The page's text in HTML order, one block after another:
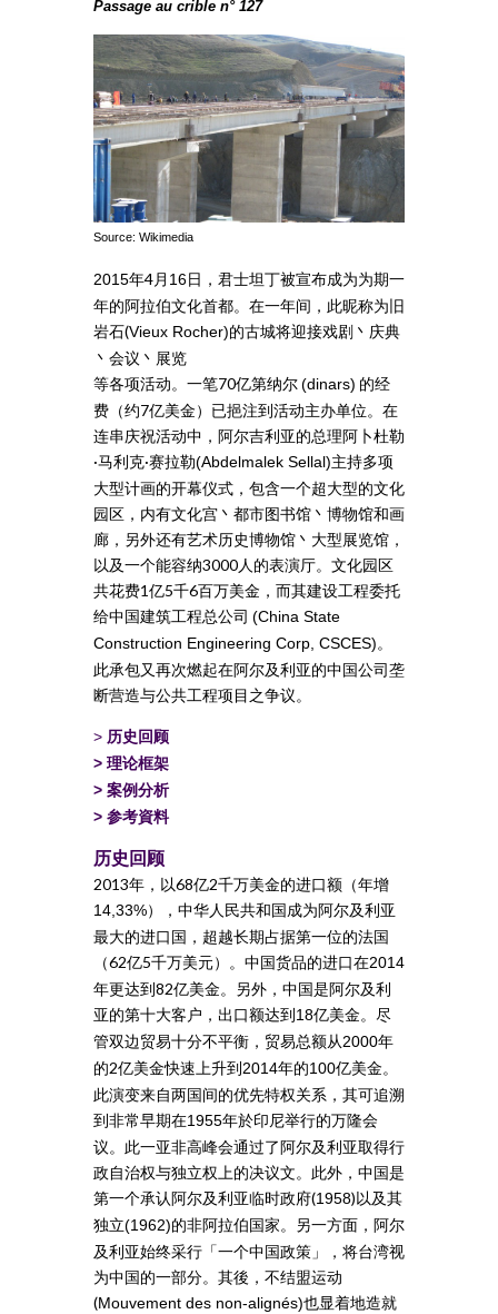
Passage au crible n° 127
Source: Wikimedia
2015年4月 16日，君士坦丁被宣布成为为期一
年的阿拉伯文化首都。在一年间，此昵称为旧
岩石(Vieux Rocher)的古城将迎接戏剧丶庆典
丶会议丶展览
等各项活动。一笔70亿第纳尔(dinars) 的经
费（约7亿美金）已挹注到活动主办单位。在
连串庆祝活动中，阿尔吉利亚的总理阿卜杜勒
·马利克·赛拉勒(Abdelmalek Sellal)主持多项
大型计画的开幕仪式，包含一个超大型的文化
园区，内有文化宫丶都市图书馆丶博物馆和画
廊，另外还有艺术历史博物馆丶大型展览馆，
以及一个能容纳3000人的表演厅。文化园区
共花费1亿5千6百万美金，而其建设工程委托
给中国建筑工程总公司 (China State
Construction Engineering Corp, CSCES)。
此承包又再次燃起在阿尔及利亚的中国公司垄
断营造与公共工程项目之争议。
> 历史回顾
> 理论框架
> 案例分析
> 参考資料
历史回顾
2013年，以68亿2千万美金的进口额（年增
14,33%），中华人民共和国成为阿尔及利亚
最大的进口国，超越长期占据第一位的法国
（62亿5千万美元）。中国货品的进口在2014
年更达到82亿美金。另外，中国是阿尔及利
亚的第十大客户，出口额达到18亿美金。尽
管双边贸易十分不平衡，贸易总额从2000年
的2亿美金快速上升到2014年的100亿美金。
此演变来自两国间的优先特权关系，其可追溯
到非常早期在1955年於印尼举行的万隆会
议。此一亚非高峰会通过了阿尔及利亚取得行
政自治权与独立权上的决议文。此外，中国是
第一个承认阿尔及利亚临时政府(1958)以及其
独立(1962)的非阿拉伯国家。另一方面，阿尔
及利亚始终采行「一个中国政策」，将台湾视
为中国的一部分。其後，不结盟运动
(Mouvement des non-alignés)也显着地造就